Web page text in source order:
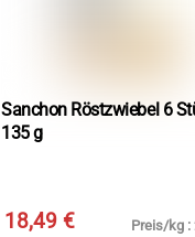
Sanchon Röstzwiebel 6
135 g
18,49 €
Preis/kg :